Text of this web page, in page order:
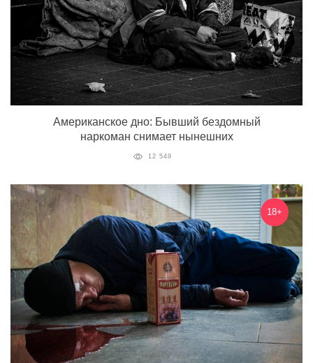
Американское дно: Бывший бездомный
наркоман снимает нынешних
12 549
18+